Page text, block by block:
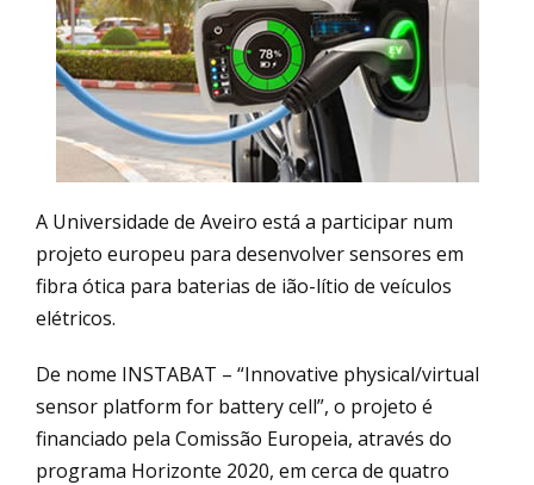
A Universidade de Aveiro está a participar num
projeto europeu para desenvolver sensores em
fibra ótica para baterias de ião-lítio de veículos
elétricos.
De nome INSTABAT – “Innovative physical/virtual
sensor platform for battery cell”, o projeto é
financiado pela Comissão Europeia, através do
programa Horizonte 2020, em cerca de quatro